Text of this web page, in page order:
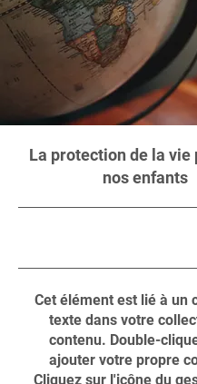
La protection de la vie
nos enfants
Cet élément est lié à un
texte dans votre
contenu. Double-
ajouter votre propre
Cliquez sur l'icône du